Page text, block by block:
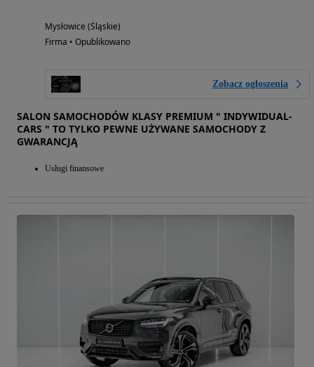
Mysłowice (Śląskie)
Firma • Opublikowano
Zobacz ogłoszenia
SALON SAMOCHODÓW KLASY PREMIUM " INDYWIDUAL-
CARS " TO TYLKO PEWNE UŻYWANE SAMOCHODY Z
GWARANCJĄ
Usługi finansowe